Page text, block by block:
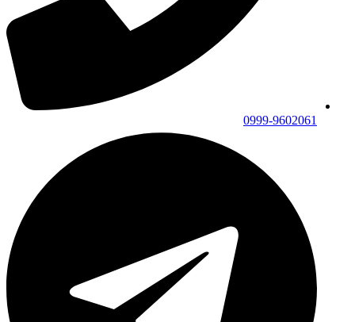
0999-9602061